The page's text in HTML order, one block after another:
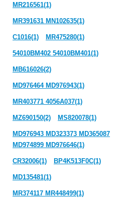
MR216561(1)
MR391631 MN102635(1)
C1016(1) MR475280(1)
54010BM402 54010BM401(1)
MB616026(2)
MD976464 MD976943(1)
MR403771 4056A037(1)
MZ690150(2) MS820078(1)
MD976943 MD323373 MD365087
MD974899 MD976646(1)
CR32006(1) BP4K513F0C(1)
MD135481(1)
MR374117 MR448499(1)